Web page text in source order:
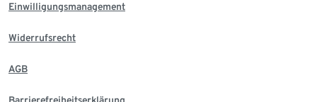
Einwilligungsmanagement
Widerrufsrecht
AGB